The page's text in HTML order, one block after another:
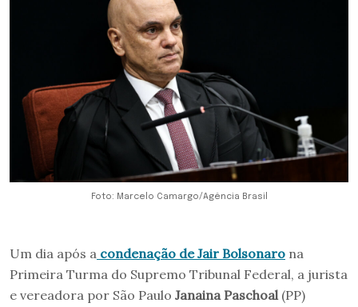
Foto: Marcelo Camargo/Agência Brasil
Um dia após a condenação de Jair Bolsonaro na
Primeira Turma do Supremo Tribunal Federal, a jurista
e vereadora por São Paulo Janaina Paschoal(PP)